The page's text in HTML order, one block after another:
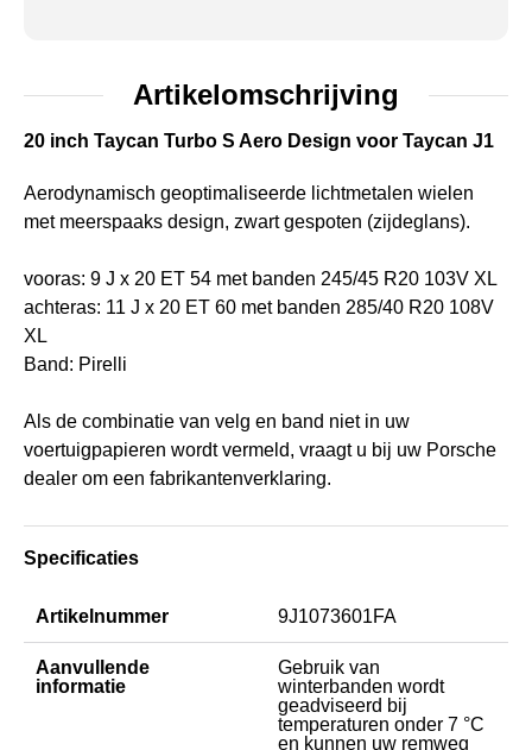
Artikelomschrijving
20 inch Taycan Turbo S Aero Design voor Taycan J1
Aerodynamisch geoptimaliseerde lichtmetalen wielen
met meerspaaks design, zwart gespoten (zijdeglans).
vooras: 9 J x 20 ET 54 met banden 245/45 R20 103V XL
achteras: 11 J x 20 ET 60 met banden 285/40 R20 108V
XL
Band: Pirelli
Als de combinatie van velg en band niet in uw
voertuigpapieren wordt vermeld, vraagt u bij uw Porsche
dealer om een fabrikantenverklaring.
Specificaties
Artikelnummer 9J1073601FA
Aanvullende
informatie
Gebruik van
winterbanden wordt
geadviseerd bij
temperaturen onder 7 °C
en kunnen uw remweg